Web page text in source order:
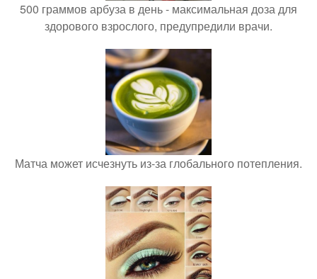
500 граммов арбуза в день - максимальная доза для
здорового взрослого, предупредили врачи.
Матча может исчезнуть из-за глобального потепления.